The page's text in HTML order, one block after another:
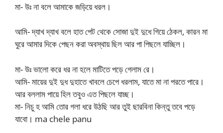
মা- উঃ না বলে আমাকে জড়িয়ে ধরল।
আমি- দ্যাখ দ্যাখ বলে হাত পেট থেকে সোজা দুই দুধে গিয়ে ঠেকল, কারন মা
ঘুরে আমার দিকে পেছন করা অবস্থায় ছিল আর পা পিছলে যাচ্ছিল।
মা- উঃ ভালো করে ধর না হলে মাটিতে পড়ে গেলাম রে।
আমি- মায়ের দুই দুধ দুহাতে খাবলে চেপে ধরলাম, যাতে মা না পরতে পারে।
আর বললাম পায়ে হিল তবুও এত পিছলে যাচ্ছ।
মা- নিচু হ আমি তোর গলা ধরে উঠছি আর তুই ছারবিনা কিন্তু তবে পড়ে
যাবো। ma chele panu